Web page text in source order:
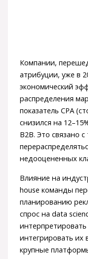
Компании,
атрибуции, уже в
экономический
распределения
показатель CPA
снизился на
B2B. Это связано
недооцененных
Влияние на
house команды
планированию
спрос на data
интегрировать их
крупные